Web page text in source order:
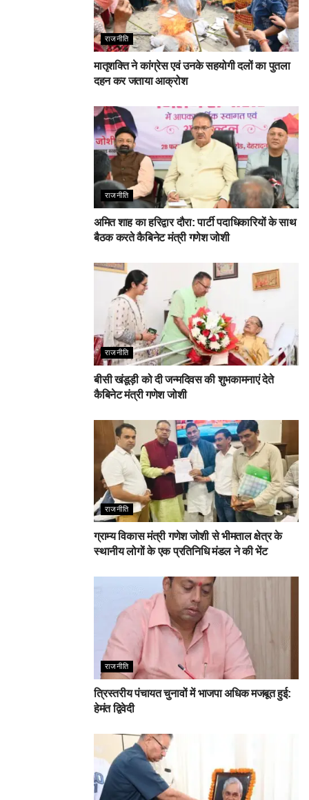
राजनीति
मातृशक्ति ने कांग्रेस एवं उनके सहयोगी दलों का पुतला
दहन कर जताया आक्रोश
राजनीति
अमित शाह का हरिद्वार दौरा: पार्टी पदाधिकारियों के साथ
बैठक करते कैबिनेट मंत्री गणेश जोशी
राजनीति
बीसी खंडूड़ी को दी जन्मदिवस की शुभकामनाएं देते
कैबिनेट मंत्री गणेश जोशी
राजनीति
ग्राम्य विकास मंत्री गणेश जोशी से भीमताल क्षेत्र के
स्थानीय लोगों के एक प्रतिनिधि मंडल ने की भेंट
राजनीति
त्रिस्तरीय पंचायत चुनावों में भाजपा अधिक मजबूत हुई:
हेमंत द्विवेदी